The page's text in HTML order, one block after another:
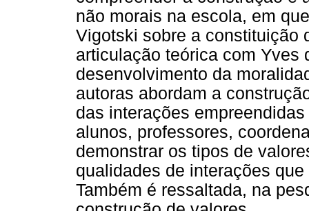
não morais na escola, em
Vigotski sobre a constituição
articulação teórica com Yves
desenvolvimento da
autoras abordam a
das interações
alunos, professores,
demonstrar os tipos de
qualidades de interações
Também é ressaltada, na